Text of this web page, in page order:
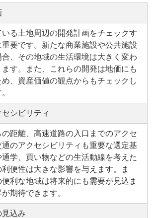
る土地周辺の開発計画をチェックす
要です。新たな商業施設や公共施設
、その地域の生活環境は大きく変わ
す。また、これらの開発は地価にも
、資産価値の観点からもチェックし
シビリティ
距離、高速道路の入口までのアクセ
のアクセシビリティも重要な選定基
学、買い物などの生活動線を考えた
便性は大きな影響を与えます。ま
利な地域は将来的にも需要が見込ま
期待できます。
込み